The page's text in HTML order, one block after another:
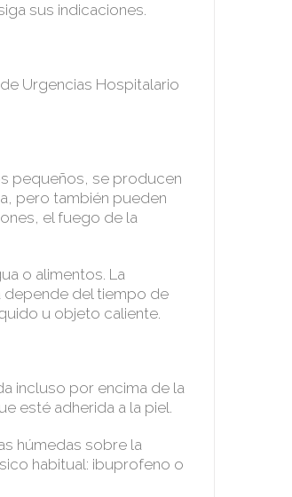
sus indicaciones.
Urgencias Hospitalario
pequeños, se producen
pero también pueden
el fuego de la
o alimentos. La
depende del tiempo de
u objeto caliente.
incluso por encima de la
esté adherida a la piel.
húmedas sobre la
habitual: ibuprofeno o